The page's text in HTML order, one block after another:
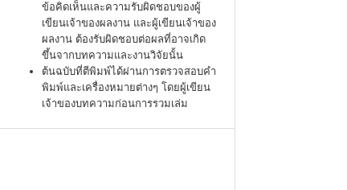
ข้อคิดเห็นและความรับผิดชอบของผู้
เขียนเจ้าของผลงาน และผู้เขียนเจ้าของ
ผลงาน ต้องรับผิดชอบต่อผลที่อาจเกิด
ขึ้นจากบทความและงานวิจัยนั้น
ต้นฉบับที่ตีพิมพ์ได้ผ่านการตรวจสอบคำ
พิมพ์และเครื่องหมายต่างๆ โดยผู้เขียน
เจ้าของบทความก่อนการรวมเล่ม